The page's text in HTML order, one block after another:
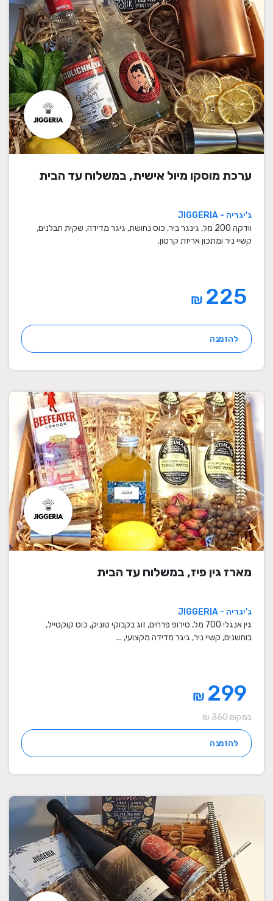
ערכת מוסקו מיול אישית, במשלוח עד הבית
ג'יגריה - JIGGERIA
וודקה 200 מל, גינגר ביר, כוס נחושת, גיגר מדידה, שקית תבלנים,
קשיי ניר ומתכון אריזת קרטון.
₪
להזמנה
מארז גין פיז, במשלוח עד הבית
ג'יגריה - JIGGERIA
גין אנגלי 700 מל, סירופ פרחים, זוג בקבוקי טוניק, כוס קוקטייל,
בוחשנים, קשיי ניר, גיגר מדידה מקצועי, ...
₪
במקום 360 ₪
להזמנה